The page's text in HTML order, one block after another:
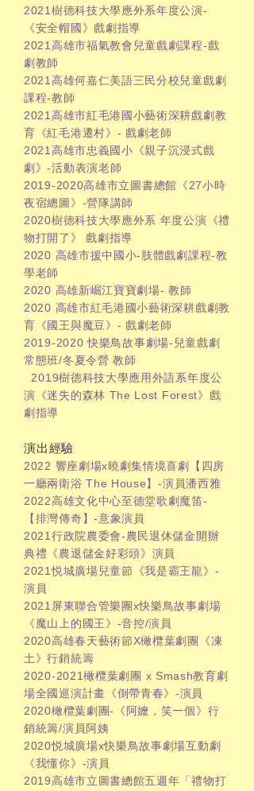
2021樹德科技大學應外系年度公演-
《安全帽國》戲劇指導
2021高雄市福氣教會兒童戲劇課程-戲
劇教師
2021高雄何嘉仁美語三民分校兒童戲劇
課程-教師
2021高雄市紅毛港國小藝術深耕戲劇教
育《紅毛港遷村》- 戲劇老師
2021高雄市忠義國小《親子沉浸式戲
劇》-活動表演老師
2019-2020高雄市立圖書總館《27小時
夜宿總圖》-營隊講師
2020樹德科技大學應外系 年度公演《禮
物打開了》 戲劇指導
2020 高雄市援中國小-肢體戲劇課程-教
學老師
2020 高雄新崛江寶寶劇場- 教師
2020 高雄市紅毛港國小藝術深耕戲劇教
育《國王與魔豆》- 戲劇老師
2019-2020 快樂鳥故事劇場-兒童戲劇
常態班/冬夏令營 教師
2019樹德科技大學應用外語系年度公
演《迷失的森林 The Lost Forest》 戲
劇指導
演出經驗
2022 響座劇場x曉劇集情境喜劇【四房
一廳兩衛浴 The House】-演員潘西雅
2022高雄文化中心至德堂歌劇魔笛-
【排灣傳奇】-意象演員
2021行政院農委會-農民退休儲金開辦
典禮《農退儲金好彩頭》演員
2021悦城廣場兒童節《我是霸王龍》-
演員
2021屏東聯合管樂團x快樂鳥故事劇場
《魔山上的國王》-音控/演員
2020高雄春天藝術節X橄欖葉劇團《凍
土》行銷統籌
2020-2021橄欖葉劇團 x Smash教育劇
場全國巡演計畫《倒帶青春》-演員
2020橄欖葉劇團-《阿嬤，笑一個》行
銷統籌/演員阿姨
2020悦城廣場x快樂鳥故事劇場互動劇
《我懂你》-演員
2019高雄市立圖書總館五週年「禮物打